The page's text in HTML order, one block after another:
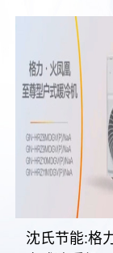
沈氏节能:格